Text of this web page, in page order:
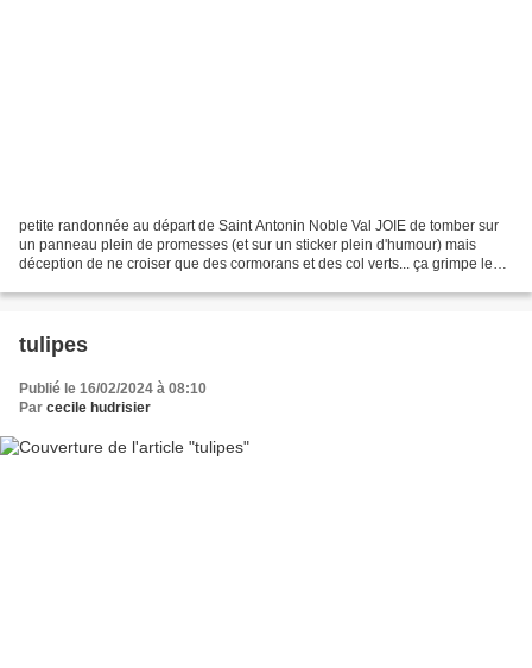
petite randonnée au départ de Saint Antonin Noble Val JOIE de tomber sur
un panneau plein de promesses (et sur un sticker plein d'humour) mais
déception de ne croiser que des cormorans et des col verts... ça grimpe le
tulipes
Publié le 16/02/2024 à 08:10
Par cecile hudrisier